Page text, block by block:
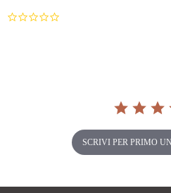
SCRIVI PER PRIMO